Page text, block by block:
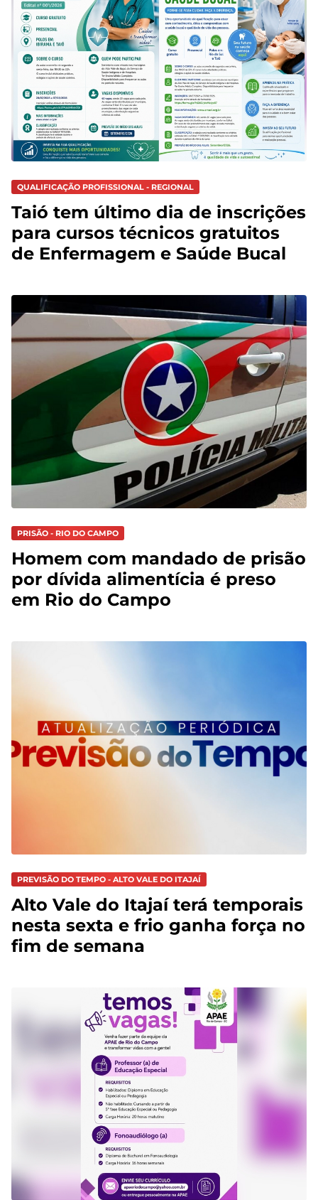
QUALIFICAÇÃO PROFISSIONAL - REGIONAL
Taió tem último dia de inscrições
para cursos técnicos gratuitos
de Enfermagem e Saúde Bucal
PRISÃO - RIO DO CAMPO
Homem com mandado de prisão
por dívida alimentícia é preso
em Rio do Campo
PREVISÃO DO TEMPO - ALTO VALE DO ITAJAÍ
Alto Vale do Itajaí terá temporais
nesta sexta e frio ganha força no
fim de semana